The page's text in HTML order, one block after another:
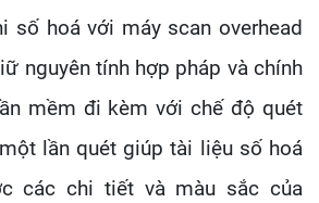
số hoá với máy scan overhead
nguyên tính hợp pháp và chính
mềm đi kèm với chế độ quét
lần quét giúp tài liệu số hoá
các chi tiết và màu sắc của